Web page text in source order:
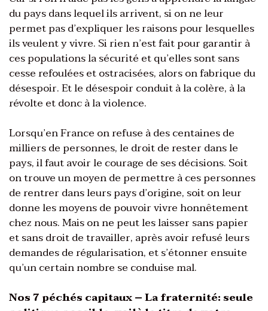
du pays dans lequel ils arrivent, si on ne leur
permet pas d’expliquer les raisons pour lesquelles
ils veulent y vivre. Si rien n’est fait pour garantir à
ces populations la sécurité et qu’elles sont sans
cesse refoulées et ostracisées, alors on fabrique du
désespoir. Et le désespoir conduit à la colère, à la
révolte et donc à la violence.
Lorsqu’en France on refuse à des centaines de
milliers de personnes, le droit de rester dans le
pays, il faut avoir le courage de ses décisions. Soit
on trouve un moyen de permettre à ces personnes
de rentrer dans leurs pays d’origine, soit on leur
donne les moyens de pouvoir vivre honnêtement
chez nous. Mais on ne peut les laisser sans papier
et sans droit de travailler, après avoir refusé leurs
demandes de régularisation, et s’étonner ensuite
qu’un certain nombre se conduise mal.
Nos 7 péchés capitaux – La fraternité: seule